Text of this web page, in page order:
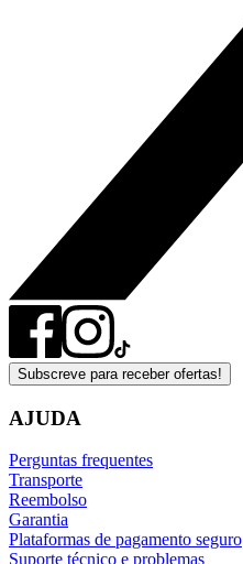
Subscreve para receber ofertas!
AJUDA
Perguntas frequentes
Transporte
Reembolso
Garantia
Plataformas de pagamento seguro
Suporte técnico e problemas